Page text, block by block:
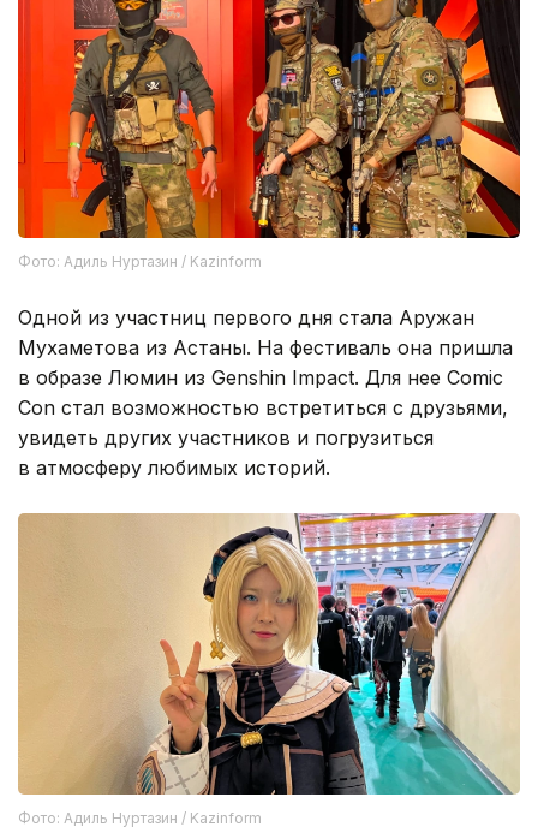
Фото: Адиль Нуртазин / Kazinform
Одной из участниц первого дня стала Аружан
Мухаметова из Астаны. На фестиваль она пришла
в образе Люмин из Genshin Impact. Для нее Comic
Con стал возможностью встретиться с друзьями,
увидеть других участников и погрузиться
в атмосферу любимых историй.
Фото: Адиль Нуртазин / Kazinform